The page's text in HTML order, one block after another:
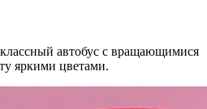
автобус с вращающимися
яркими цветами.